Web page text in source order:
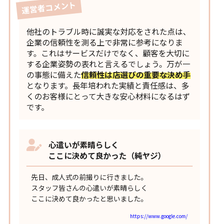
運営者コメント
他社のトラブル時に誠実な対応をされた点は、
企業の信頼性を測る上で非常に参考になりま
す。これはサービスだけでなく、顧客を大切に
する企業姿勢の表れと言えるでしょう。万が一
の事態に備えた信頼性は店選びの重要な決め手
となります。長年培われた実績と責任感は、多
くのお客様にとって大きな安心材料になるはず
です。
心遣いが素晴らしく
ここに決めて良かった（純ヤジ）
先日、成人式の前撮りに行きました。
スタッフ皆さんの心遣いが素晴らしく
ここに決めて良かったと思いました。
https://www.google.com/